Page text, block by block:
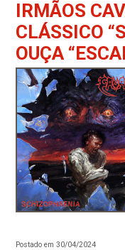
IRMÃOS
CLÁSSICO
OUÇA
Postado em 30/04/2024